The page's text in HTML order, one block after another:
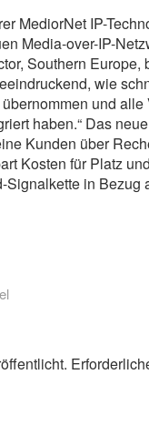
MediorNet IP-
Media-over-IP-
Southern Europe,
wie
und alle
haben.“ Das
Kunden über
Kosten für Platz
in Bezug